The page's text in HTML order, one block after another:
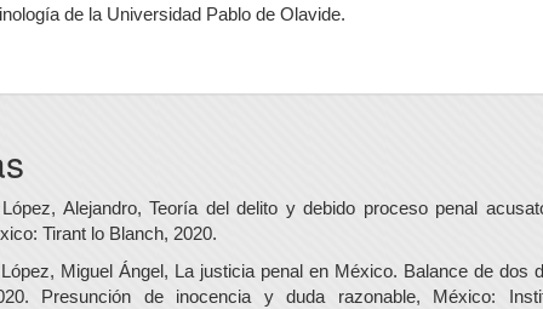
de la Universidad Pablo de Olavide.
Alejandro, Teoría del delito y debido proceso penal
Tirant lo Blanch, 2020.
Miguel Ángel, La justicia penal en México. Balance de dos
Presunción de inocencia y duda razonable, México: